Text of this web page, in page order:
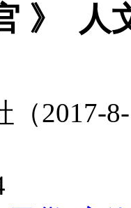
》 人
（2017-